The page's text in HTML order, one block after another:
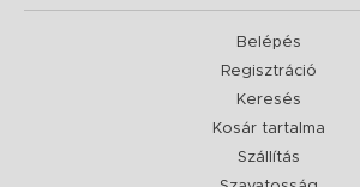
Belépés
Regisztráció
Keresés
Kosár tartalma
Szállítás